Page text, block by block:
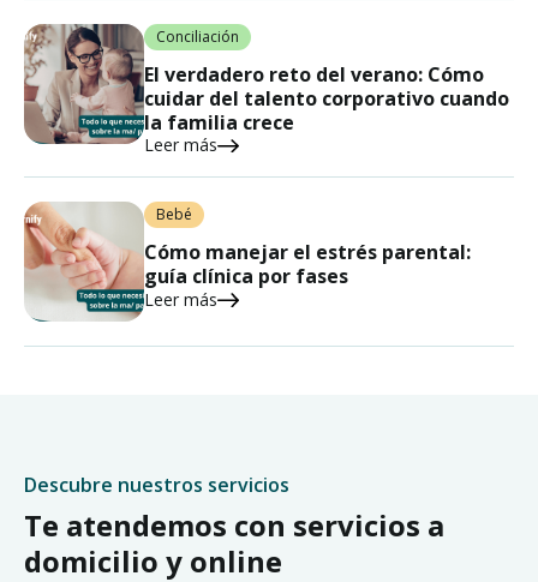
Conciliación
El verdadero reto del verano: Cómo
cuidar del talento corporativo cuando
la familia crece
Leer más
Bebé
Cómo manejar el estrés parental:
guía clínica por fases
Leer más
Descubre nuestros servicios
Te atendemos con servicios a
domicilio y online